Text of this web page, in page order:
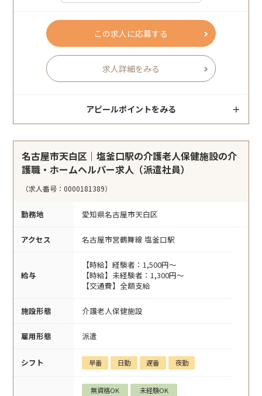
この求人に応募する
求人詳細をみる
アピールポイントをみる
名古屋市天白区｜塩釜口駅の介護老人保健施設の介
護職・ホームヘルパー求人（派遣社員）
（求人番号：0000181389）
勤務地 愛知県名古屋市天白区
アクセス 名古屋市営鶴舞線 塩釜口駅
給与
【時給】経験者：1,500円～
【時給】未経験者：1,300円～
【交通費】全額支給
施設形態 介護老人保健施設
雇用形態 派遣
シフト 早番 日勤 遅番 夜勤
無資格OK
未経験OK